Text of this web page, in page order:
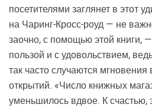
посетителями заглянет в этот
на Чаринг-Кросс-роуд — не
заочно, с помощью этой книги,
пользой и с удовольствием,
так часто случаются
открытий. «Число книжных
уменьшилось вдвое. К счастью,